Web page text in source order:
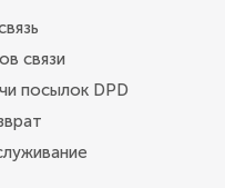
связи
посылок DPD